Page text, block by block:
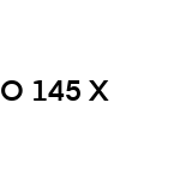
145 X